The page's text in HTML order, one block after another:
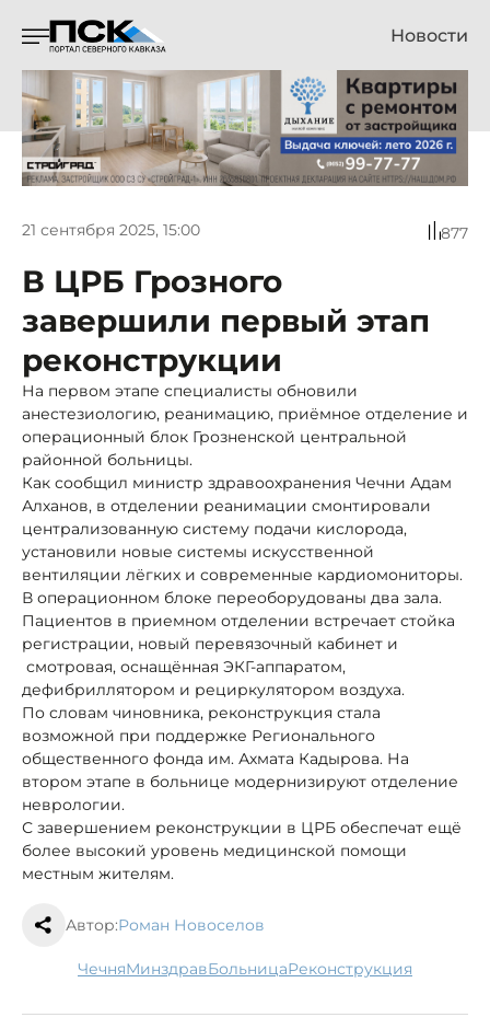
Новости
21 сентября 2025, 15:00 877
В ЦРБ Грозного
завершили первый этап
реконструкции
На первом этапе специалисты обновили
анестезиологию, реанимацию, приёмное отделение и
операционный блок Грозненской центральной
районной больницы.
Как сообщил министр здравоохранения Чечни Адам
Алханов, в отделении реанимации смонтировали
централизованную систему подачи кислорода,
установили новые системы искусственной
вентиляции лёгких и современные кардиомониторы.
В операционном блоке переоборудованы два зала.
Пациентов в приемном отделении встречает стойка
регистрации, новый перевязочный кабинет и
смотровая, оснащённая ЭКГ-аппаратом,
дефибриллятором и рециркулятором воздуха.
По словам чиновника, реконструкция стала
возможной при поддержке Регионального
общественного фонда им. Ахмата Кадырова. На
втором этапе в больнице модернизируют отделение
неврологии.
С завершением реконструкции в ЦРБ обеспечат ещё
более высокий уровень медицинской помощи
местным жителям.
Автор:Роман Новоселов
Чечня минздрав больница реконструкция